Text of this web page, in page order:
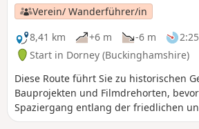
Verein/ Wanderführer/in
8,41 km
+6 m -6 m
Start in Dorney (Buckinghamshire)
Diese Route führt Sie zu historischen
Bauprojekten und Filmdrehorten,
Spaziergang entlang der friedlichen
endet.